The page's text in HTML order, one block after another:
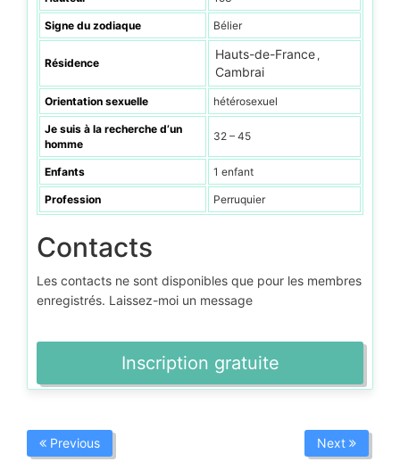
Signe du zodiaque Bélier
Résidence
Hauts-de-France ,
Cambrai
Orientation sexuelle hétérosexuel
Je suis à la recherche d’un
homme
32 – 45
Enfants 1 enfant
Profession Perruquier
Contacts
Les contacts ne sont disponibles que pour les membres
enregistrés. Laissez-moi un message
Inscription gratuite
Previous Next